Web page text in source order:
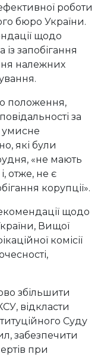
роботи
бюро України.
щодо
запобігання
належних
положення,
за
умисне
які були
«не мають
отже, не є
корупції».
щодо
Вищої
комісії
збільшити
відкласти
Суду
забезпечити
при